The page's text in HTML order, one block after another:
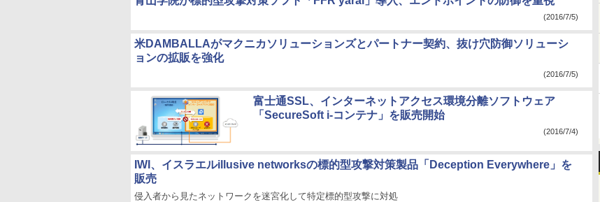
(2016/7/5)
米DAMBALLAがマクニカソリューションズとパートナー契約、抜け穴防御ソリューシ
ョンの拡販を強化
(2016/7/5)
富士通SSL、インターネットアクセス環境分離ソフトウェア
「SecureSoft i-コンテナ」を販売開始
(2016/7/4)
IWI、イスラエルillusive networksの標的型攻撃対策製品「Deception Everywhere」を
販売
侵入者から見たネットワークを迷宮化して特定標的型攻撃に対処